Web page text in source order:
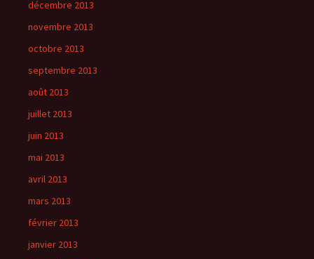
décembre 2013
novembre 2013
octobre 2013
septembre 2013
août 2013
juillet 2013
juin 2013
mai 2013
avril 2013
mars 2013
février 2013
janvier 2013